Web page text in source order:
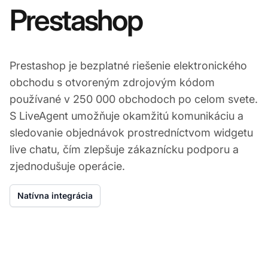
Prestashop
Prestashop je bezplatné riešenie elektronického
obchodu s otvoreným zdrojovým kódom
používané v 250 000 obchodoch po celom svete.
S LiveAgent umožňuje okamžitú komunikáciu a
sledovanie objednávok prostredníctvom widgetu
live chatu, čím zlepšuje zákaznícku podporu a
zjednodušuje operácie.
Natívna integrácia